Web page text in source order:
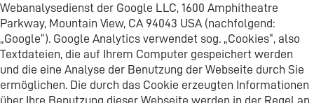
Webanalysedienst der Google LLC, 1600 Amphitheatre
Parkway, Mountain View, CA 94043 USA (nachfolgend:
„Google“). Google Analytics verwendet sog. „Cookies“, also
Textdateien, die auf Ihrem Computer gespeichert werden
und die eine Analyse der Benutzung der Webseite durch Sie
ermöglichen. Die durch das Cookie erzeugten Informationen
über Ihre Benutzung dieser Webseite werden in der Regel an